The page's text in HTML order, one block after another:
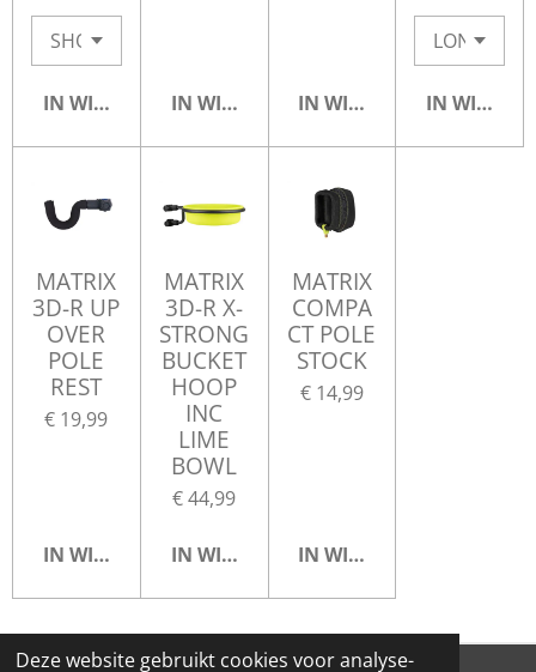
Deze website gebruikt cookies voor analyse-
IN WINKELWAGENIN WINKELWAGENIN WINKELWAGEN
IN
MATRIX
3D-R UP
OVER
POLE
REST
€ 19,99
IN WINKELWAGEN
MATRIX
3D-R X-
STRONG
BUCKET
HOOP
INC
LIME
BOWL
€ 44,99
IN WINKELWAGEN
MATRIX
COMPA
CT POLE
STOCK
€ 14,99
IN WINKELWAGEN